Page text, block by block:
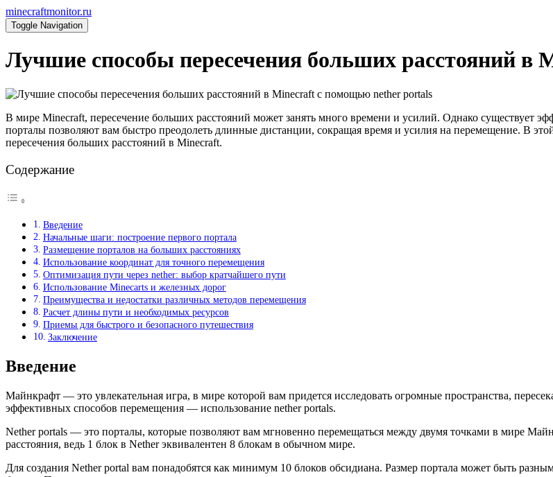
minecraftmonitor.ru
Toggle Navigation
Лучшие способы пересечения больших расстояний
В мире Minecraft, пересечение больших расстояний может занять много времени и усилий. Однако существует
порталы позволяют вам быстро преодолеть длинные дистанции, сокращая время и усилия на перемещение. В
пересечения больших расстояний в Minecraft.
Содержание
Введение
Начальные шаги: построение первого портала
Размещение порталов на больших расстояниях
Использование координат для точного перемещения
Оптимизация пути через nether: выбор кратчайшего пути
Использование Minecarts и железных дорог
Преимущества и недостатки различных методов перемещения
Расчет длины пути и необходимых ресурсов
Приемы для быстрого и безопасного путешествия
Заключение
Введение
Майнкрафт — это увлекательная игра, в мире которой вам придется исследовать огромные пространства,
эффективных способов перемещения — использование nether portals.
Nether portals — это порталы, которые позволяют вам мгновенно перемещаться между двумя точками в мире
расстояния, ведь 1 блок в Nether эквивалентен 8 блокам в обычном мире.
Для создания Nether portal вам понадобятся как минимум 10 блоков обсидиана. Размер портала может быть